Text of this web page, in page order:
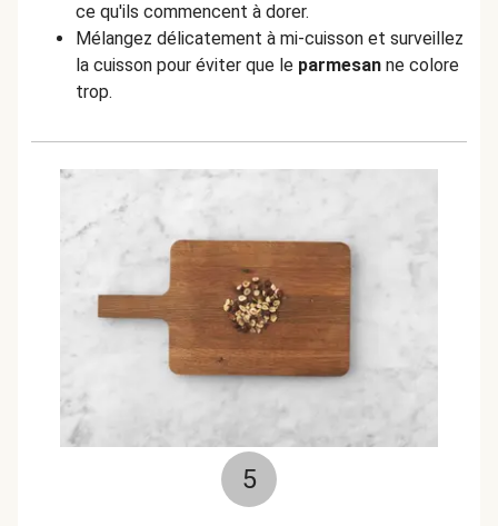
ce qu'ils commencent à dorer.
Mélangez délicatement à mi-cuisson et surveillez
la cuisson pour éviter que le parmesan ne colore
trop.
5